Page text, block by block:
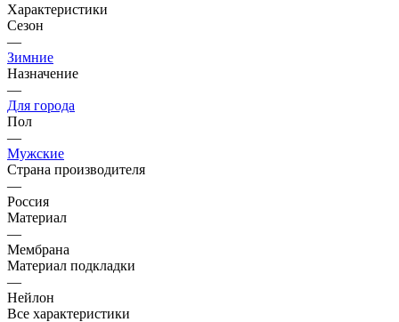
Характеристики
Сезон
—
Зимние
Назначение
—
Для города
Пол
—
Мужские
Страна производителя
—
Россия
Материал
—
Мембрана
Материал подкладки
—
Нейлон
Все характеристики